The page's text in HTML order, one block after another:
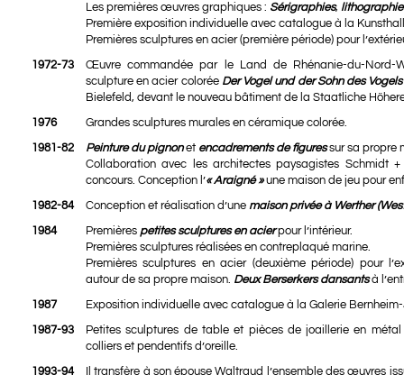
Les premières œuvres graphiques : Sérigraphies,
Première exposition individuelle avec catalogue à la
Premières sculptures en acier (première période) pour
1972-73
Œuvre commandée par le Land de Rhénanie-du-Nord-
sculpture en acier colorée Der Vogel und der Sohn des Vogels
Bielefeld, devant le nouveau bâtiment de la Staatliche
1976
Grandes sculptures murales en céramique colorée.
1981-82
Peinture dupignonet encadrements de figuressur sa propre
Collaboration avec les architectes paysagistes Schmidt
concours. Conception l’« Araigné »une maison de jeu pour
1982-84
Conception et réalisation d’une maison privée à Werther
1984
Premières petites sculptures en acierpour l’intérieur.
Premières sculptures réalisées en contreplaqué marine.
Premières sculptures en acier (deuxième période) pour
autour de sa propre maison. Deux Berserkers dansantsà
1987
Exposition individuelle avec catalogue à la Galerie
1987-93
Petites sculptures de table et pièces de joaillerie en métal
colliers et pendentifs d’oreille.
1993-94
Il transfère à son épouse Waltraud l’ensemble des œuvres